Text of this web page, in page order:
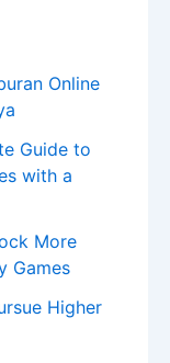
Online
Guide to
with a
More
Games
Higher